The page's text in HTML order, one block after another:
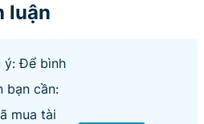
luận
ý: Để bình
bạn cần:
mua tài